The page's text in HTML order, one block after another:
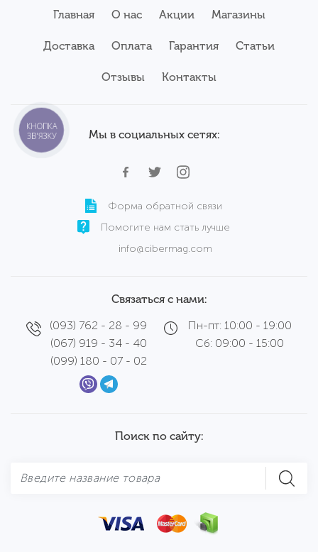
Главная О нас Акции Магазины
Доставка Оплата Гарантия Статьи
Отзывы Контакты
Мы в социальных сетях:
Форма обратной связи
Помогите нам стать лучше
info@cibermag.com
Связаться с нами:
(093) 762 - 28 - 99
(067) 919 - 34 - 40
(099) 180 - 07 - 02
Пн-пт: 10:00 - 19:00
Сб: 09:00 - 15:00
Поиск по сайту:
КНОПКА
ЗВ'ЯЗКУ